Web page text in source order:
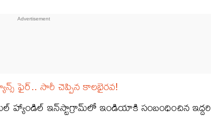
ఫైర్.. సారీ చెప్పిన కాలభైరవ!
హ్యాండిల్ ఇన్‌స్టాగ్రామ్‌లో ఇండియాకి సంబంధించిన ఇద్దరి